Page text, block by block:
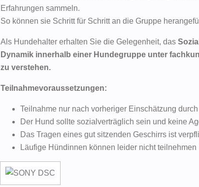
Erfahrungen sammeln.
So können sie Schritt für Schritt an die Gruppe
Als Hundehalter erhalten Sie die Gelegenheit, das
Dynamik innerhalb einer Hundegruppe unter
zu verstehen.
Teilnahmevoraussetzungen:
Teilnahme nur nach vorheriger Einschätzung
Der Hund sollte sozialverträglich sein und keine
Das Tragen eines gut sitzenden Geschirrs ist
Läufige Hündinnen können leider nicht teilnehmen